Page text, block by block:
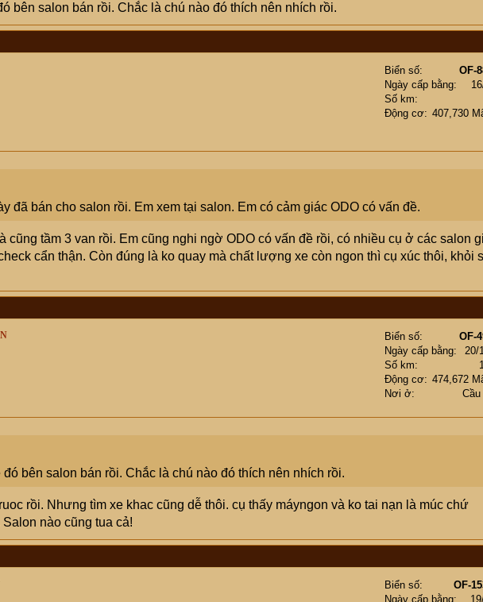
bên salon bán rồi. Chắc là chú nào đó thích nên nhích rồi.
Biển số
OF-
Ngày cấp bằng
Số km
Động cơ
407,730
đã bán cho salon rồi. Em xem tại salon. Em có cảm giác ODO có vấn đề.
cũng tầm 3 van rồi. Em cũng nghi ngờ ODO có vấn đề rồi, có nhiều cụ ở các salon
cẩn thận. Còn đúng là ko quay mà chất lượng xe còn ngon thì cụ xúc thôi, khỏi
Biển số
OF-
Ngày cấp bằng
20/
Số km
Động cơ
474,672
Nơi ở
Cầu
bên salon bán rồi. Chắc là chú nào đó thích nên nhích rồi.
rồi. Nhưng tìm xe khac cũng dễ thôi. cụ thấy máyngon và ko tai nạn là múc chứ
nào cũng tua cả!
Biển số
OF-
Ngày cấp bằng